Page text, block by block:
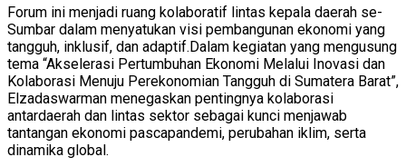
Forum ini menjadi ruang kolaboratif lintas kepala daerah se-
Sumbar dalam menyatukan visi pembangunan ekonomi yang
tangguh, inklusif, dan adaptif.Dalam kegiatan yang mengusung
tema “Akselerasi Pertumbuhan Ekonomi Melalui Inovasi dan
Kolaborasi Menuju Perekonomian Tangguh di Sumatera Barat”,
Elzadaswarman menegaskan pentingnya kolaborasi
antardaerah dan lintas sektor sebagai kunci menjawab
tantangan ekonomi pascapandemi, perubahan iklim, serta
dinamika global.